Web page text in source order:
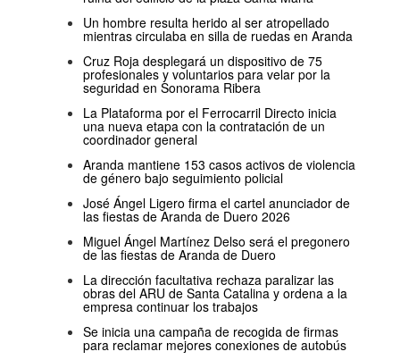
Un hombre resulta herido al ser atropellado
mientras circulaba en silla de ruedas en Aranda
Cruz Roja desplegará un dispositivo de 75
profesionales y voluntarios para velar por la
seguridad en Sonorama Ribera
La Plataforma por el Ferrocarril Directo inicia
una nueva etapa con la contratación de un
coordinador general
Aranda mantiene 153 casos activos de violencia
de género bajo seguimiento policial
José Ángel Ligero firma el cartel anunciador de
las fiestas de Aranda de Duero 2026
Miguel Ángel Martínez Delso será el pregonero
de las fiestas de Aranda de Duero
La dirección facultativa rechaza paralizar las
obras del ARU de Santa Catalina y ordena a la
empresa continuar los trabajos
Se inicia una campaña de recogida de firmas
para reclamar mejores conexiones de autobús